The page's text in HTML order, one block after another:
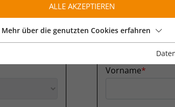
Vorname
ALLE AKZEPTIEREN
Mehr über die genutzten Cookies erfahren